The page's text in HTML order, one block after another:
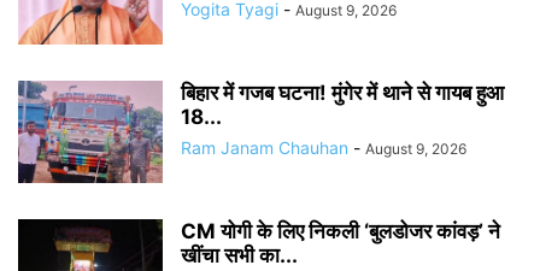
Yogita Tyagi - August 9, 2026
बिहार में गजब घटना! मुंगेर में थाने से गायब हुआ
18...
Ram Janam Chauhan - August 9, 2026
CM योगी के लिए निकली ‘बुलडोजर कांवड़’ ने
खींचा सभी का...